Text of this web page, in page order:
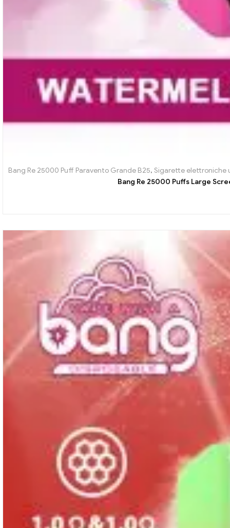
Bang Re 25000 Puff Paravento Grande B25, Sigarette elettroniche
Bang Re 25000 Puffs Large